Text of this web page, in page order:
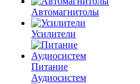
Автомагнитолы
Усилители
Питание
Аудиосистем